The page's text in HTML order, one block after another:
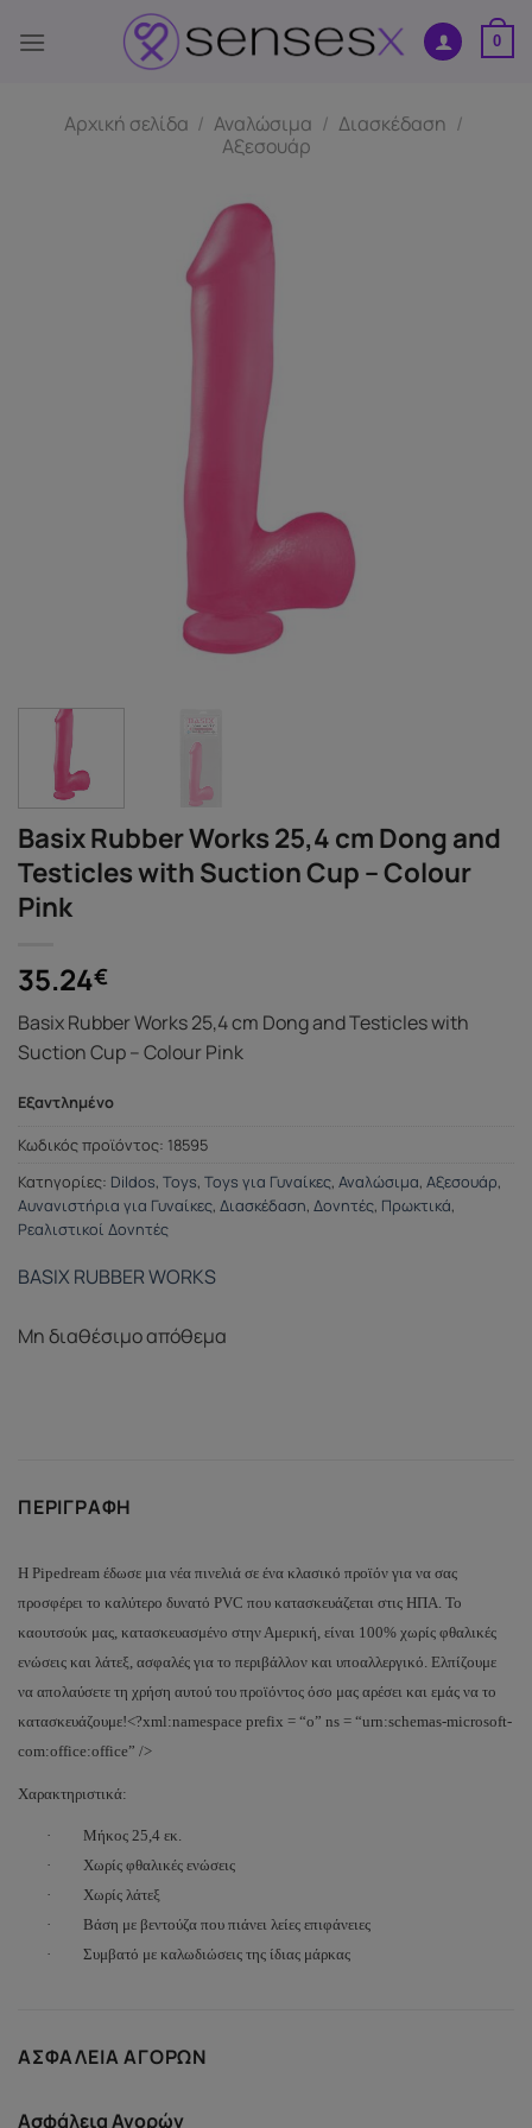
στο
0
Αρχική σελίδα / Αναλώσιμα / Διασκέδαση /
Αξεσουάρ
Basix Rubber Works 25,4 cm Dong and
Testicles with Suction Cup – Colour
Pink
35.24€
Basix Rubber Works 25,4 cm Dong and Testicles with
Suction Cup – Colour Pink
Εξαντλημένο
Κωδικός προϊόντος: 18595
Κατηγορίες: Dildos, Toys, Toys για Γυναίκες, Αναλώσιμα, Αξεσουάρ,
Αυνανιστήρια για Γυναίκες, Διασκέδαση, Δονητές, Πρωκτικά,
Ρεαλιστικοί Δονητές
BASIX RUBBER WORKS
Μη διαθέσιμο απόθεμα
ΠΕΡΙΓΡΑΦΉ
Η Pipedream έδωσε μια νέα πινελιά σε ένα κλασικό προϊόν για να σας
προσφέρει το καλύτερο δυνατό PVC που κατασκευάζεται στις ΗΠΑ. Το
καουτσούκ μας, κατασκευασμένο στην Αμερική, είναι 100% χωρίς φθαλικές
ενώσεις και λάτεξ, ασφαλές για το περιβάλλον και υποαλλεργικό. Ελπίζουμε
να απολαύσετε τη χρήση αυτού του προϊόντος όσο μας αρέσει και εμάς να το
κατασκευάζουμε!<?xml:namespace prefix = “o” ns = “urn:schemas-microsoft-
com:office:office” />
Χαρακτηριστικά:
·
Μήκος 25,4 εκ.
·
Χωρίς φθαλικές ενώσεις
·
Χωρίς λάτεξ
·
Βάση με βεντούζα που πιάνει λείες επιφάνειες
·
Συμβατό με καλωδιώσεις της ίδιας μάρκας
ΑΣΦΆΛΕΙΑ ΑΓΟΡΏΝ
Ασφάλεια Αγορών